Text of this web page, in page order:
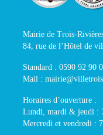
Mairie de Trois-
84, rue de l’Hôtel de
Standard : 0590 92 90
Mail :
Horaires d’ouverture :
Lundi, mardi & jeudi :
Mercredi et vendredi :